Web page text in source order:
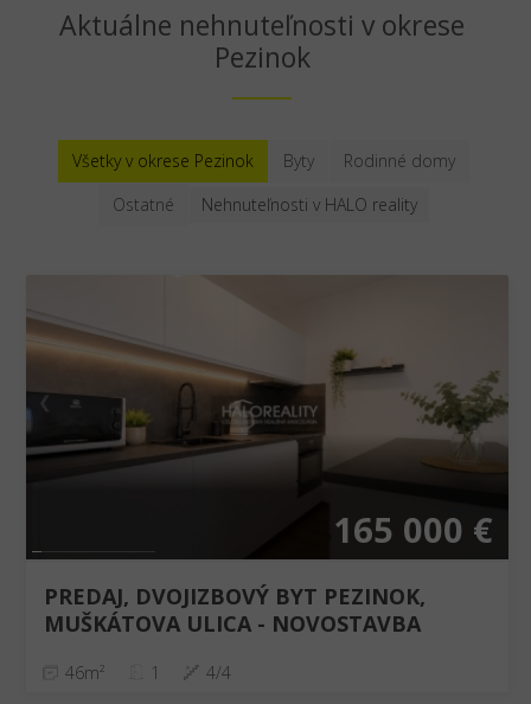
Aktuálne nehnuteľnosti v okrese
Pezinok
Všetky v okrese Pezinok Byty
Rodinné domy
Ostatné
Nehnuteľnosti v HALO reality
❮ ❯
165 000 €
PREDAJ, DVOJIZBOVÝ BYT PEZINOK,
MUŠKÁTOVA ULICA - NOVOSTAVBA
46m² 1 4/4